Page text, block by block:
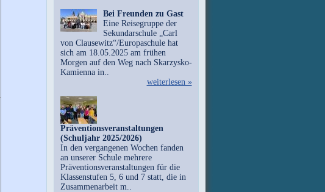
Bei Freunden zu Gast
Eine Reisegruppe der
Sekundarschule „Carl
von Clausewitz“/Europaschule hat
sich am 18.05.2025 am frühen
Morgen auf den Weg nach Skarzysko-
Kamienna in..
weiterlesen »
Präventionsveranstaltungen
(Schuljahr 2025/2026)
In den vergangenen Wochen fanden
an unserer Schule mehrere
Präventionsveranstaltungen für die
Klassenstufen 5, 6 und 7 statt, die in
Zusammenarbeit m..